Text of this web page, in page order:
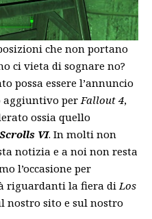
che non portano
ci vieta di sognare no?
possa essere l’annuncio
aggiuntivo perFallout 4,
ossia quello
VI. In molti non
notizia e a noi non resta
l’occasione per
riguardanti la fiera diLos
nostro sito e sul nostro